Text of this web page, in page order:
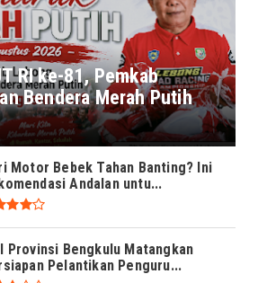
RI ke-81, Pemkab
Bendera Merah Putih
Motor Bebek Tahan Banting? Ini
Andalan untu...
Provinsi Bengkulu Matangkan
Pelantikan Penguru...